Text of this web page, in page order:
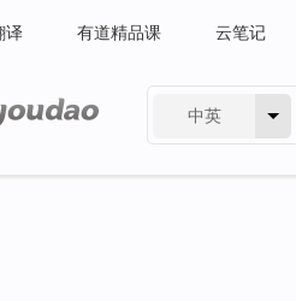
译 有道精品课 云笔记
中英